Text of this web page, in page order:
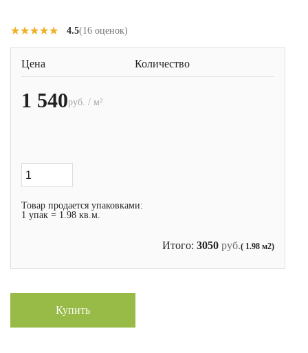
★★★★★
★★★★★ 4.5(16 оценок)
Цена Количество
1 540руб. / м²
Товар продается упаковками:
1 упак = 1.98 кв.м.
Итого: 3050 руб.( 1.98 м2)
Купить